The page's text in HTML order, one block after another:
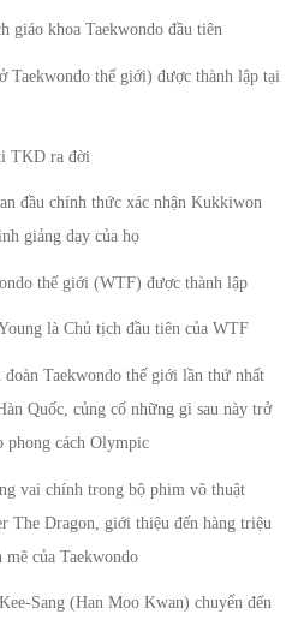
giáo khoa Taekwondo đầu tiên
Taekwondo thế giới) được thành lập tại
TKD ra đời
đầu chính thức xác nhận Kukkiwon
giảng dạy của họ
thế giới (WTF) được thành lập
là Chủ tịch đầu tiên của WTF
Taekwondo thế giới lần thứ nhất
Quốc, củng cố những gì sau này trở
cách Olympic
vai chính trong bộ phim võ thuật
The Dragon, giới thiệu đến hàng triệu
của Taekwondo
Sang (Han Moo Kwan) chuyển đến